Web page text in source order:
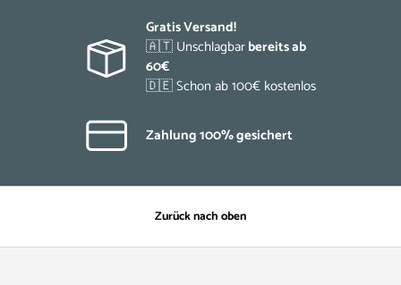
Gratis Versand!
🇦🇹 Unschlagbarbereits ab
60€
🇩🇪 Schon ab 100€ kostenlos
Zahlung 100% gesichert
Zurück nach oben